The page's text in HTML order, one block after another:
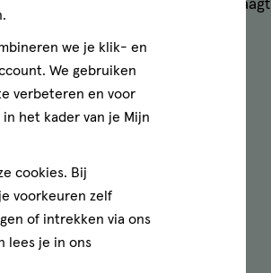
in vitamine A. Vitamine A draagt
werking van het
verbetert als je het combineert
alleen fris, maar ook een goede
voor in salades, soepen of als
keuze!
we je klik- en
We gebruiken
verbeteren en voor
het kader van je Mijn
cookies. Bij
voorkeuren zelf
of intrekken via ons
lees je in ons